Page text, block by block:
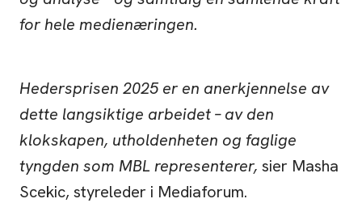
for hele medienæringen.
Hedersprisen 2025 er en anerkjennelse av
dette langsiktige arbeidet – av den
klokskapen, utholdenheten og faglige
tyngden som MBL representerer, sier Masha
Scekic, styreleder i Mediaforum.